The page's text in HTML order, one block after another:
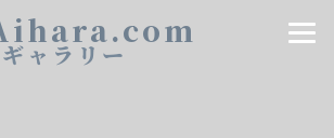
ャラリー